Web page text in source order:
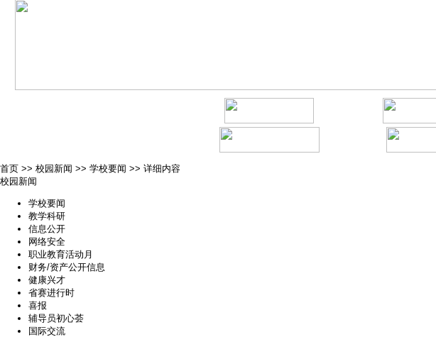
首页 >> 校园新闻 >> 学校要闻 >> 详细内容
校园新闻
学校要闻
教学科研
信息公开
网络安全
职业教育活动月
财务/资产公开信息
健康兴才
省赛进行时
喜报
辅导员初心荟
国际交流